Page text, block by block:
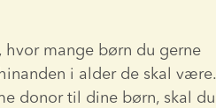
hvor mange børn du gerne
i alder de skal være.
donor til dine børn, skal du